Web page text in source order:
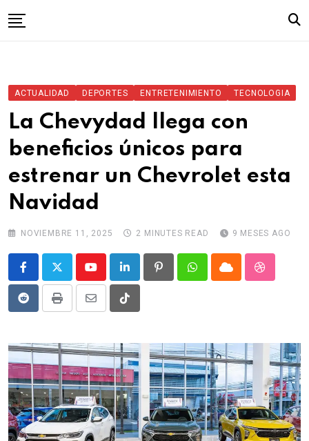
to
ACTUALIDAD DEPORTES ENTRETENIMIENTO TECNOLOGIA
La Chevydad llega con
beneficios únicos para
estrenar un Chevrolet esta
Navidad
NOVIEMBRE 11, 2025 2 MINUTES READ 9 MESES AGO
YoutubeLinkedIn PinterestWhatsappCloud
RedditPrint
Share
Email
Tiktok